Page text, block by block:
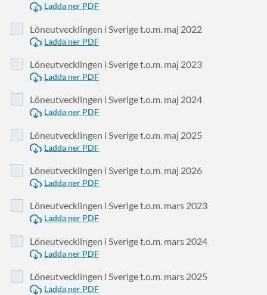
Ladda ner PDF
Löneutvecklingen i Sverige t.o.m. maj 2022
Ladda ner PDF
Löneutvecklingen i Sverige t.o.m. maj 2023
Ladda ner PDF
Löneutvecklingen i Sverige t.o.m. maj 2024
Ladda ner PDF
Löneutvecklingen i Sverige t.o.m. maj 2025
Ladda ner PDF
Löneutvecklingen i Sverige t.o.m. maj 2026
Ladda ner PDF
Löneutvecklingen i Sverige t.o.m. mars 2023
Ladda ner PDF
Löneutvecklingen i Sverige t.o.m. mars 2024
Ladda ner PDF
Löneutvecklingen i Sverige t.o.m. mars 2025
Ladda ner PDF